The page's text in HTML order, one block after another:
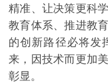
精准、让决策更科
教育体系、推进教
的创新路径必将发
来，因技术而更加
彰显。